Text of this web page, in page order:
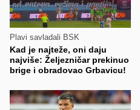
Plavi savladali BSK
Kad je najteže, oni daju
najviše: Željezničar prekinuo
brige i obradovao Grbavicu!